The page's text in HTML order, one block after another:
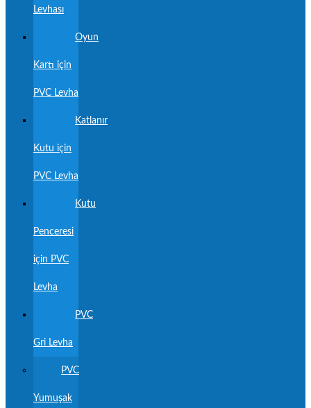
Levhası
Oyun
Kartı için
PVC Levha
Katlanır
Kutu için
PVC Levha
Kutu
Penceresi
için PVC
Levha
PVC
Gri Levha
PVC
Yumuşak